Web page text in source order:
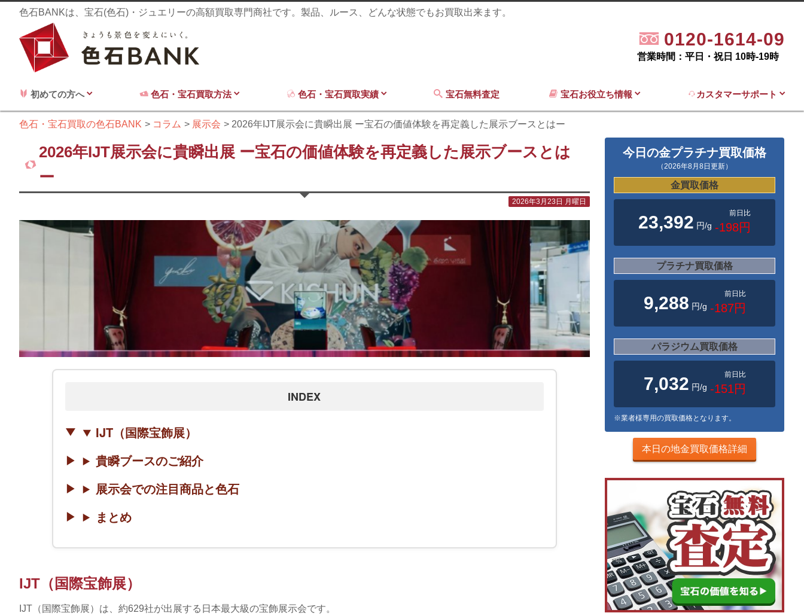
色石BANKは、宝石(色石)・ジュエリーの高額買取専門商社です。製品、ルース、どんな状態でもお買取出来ます。
0120-1614-09
営業時間：平日・祝日 10時-19時
初めての方へ 色石・宝石買取方法 色石・宝石買取実績 宝石無料査定 宝石お役立ち情報 カスタマーサポート
色石・宝石買取の色石BANK コラム 展示会 2026年IJT展示会に貴瞬出展 ー宝石の価値体験を再定義した展示ブースとはー
2026年IJT展示会に貴瞬出展 ー宝石の価値体験を再定義した展示ブースとは
ー
2026年3月23日 月曜日
INDEX
IJT（国際宝飾展）
貴瞬ブースのご紹介
展示会での注目商品と色石
まとめ
IJT（国際宝飾展）
IJT（国際宝飾展）は、約629社が出展する日本最大級の宝飾展示会です。
今日の金プラチナ買取価格
（2026年8月8日更新）
金買取価格
23,392 円/g
前日比
-198円
プラチナ買取価格
9,288 円/g
前日比
-187円
パラジウム買取価格
7,032 円/g
前日比
-151円
※業者様専用の買取価格となります。
本日の地金買取価格詳細